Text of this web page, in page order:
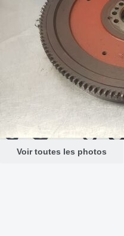
Voir toutes les photos